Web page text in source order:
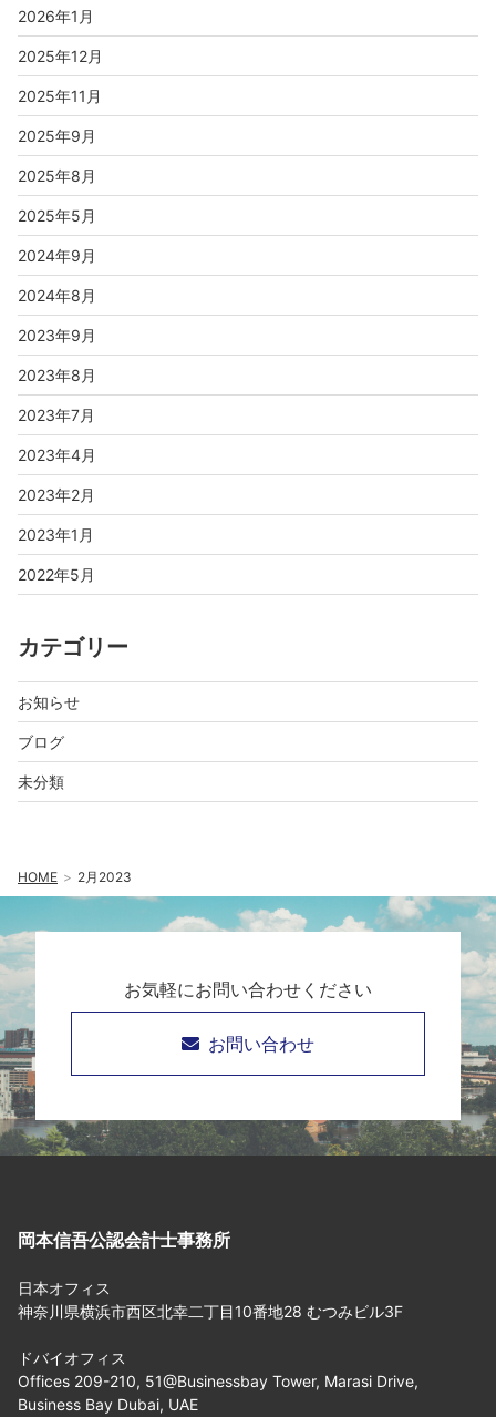
2026年1月
2025年12月
2025年11月
2025年9月
2025年8月
2025年5月
2024年9月
2024年8月
2023年9月
2023年8月
2023年7月
2023年4月
2023年2月
2023年1月
2022年5月
カテゴリー
お知らせ
ブログ
未分類
HOME 2月2023
お気軽にお問い合わせください
お問い合わせ
岡本信吾公認会計士事務所
日本オフィス
神奈川県横浜市西区北幸二丁目10番地28 むつみビル3F
ドバイオフィス
Offices 209-210, 51@Businessbay Tower, Marasi Drive,
Business Bay Dubai, UAE